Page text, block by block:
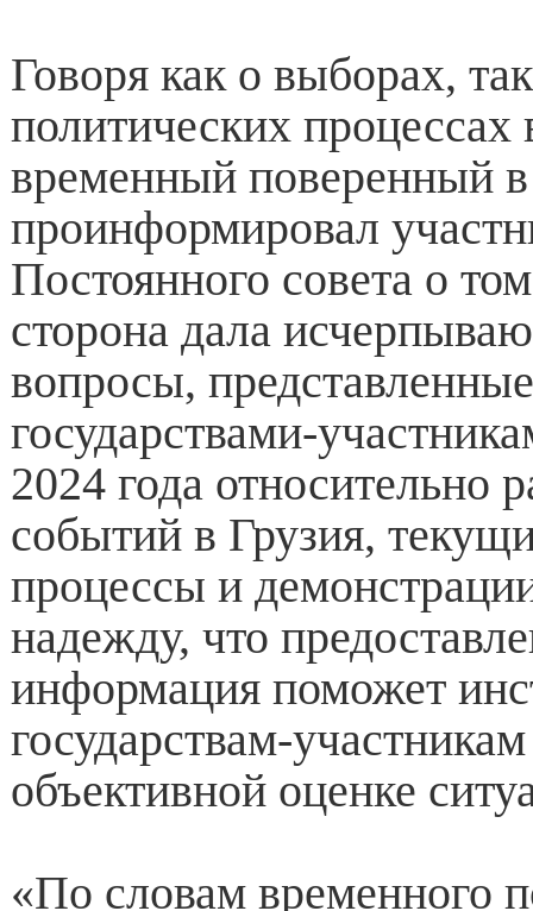
Говоря как о выборах,
политических процессах
временный поверенный
проинформировал
Постоянного совета о
сторона дала
вопросы,
государствами-
2024 года относительно
событий в Грузия,
процессы и
надежду, что
информация поможет
государствам-
объективной оценке
«По словам временного